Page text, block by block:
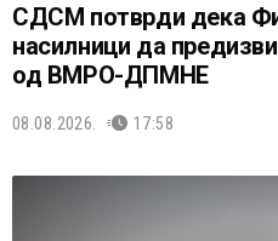
СДСМ потврди дека
насилници да
од ВМРО-ДПМНЕ
08.08.2026. 17:58